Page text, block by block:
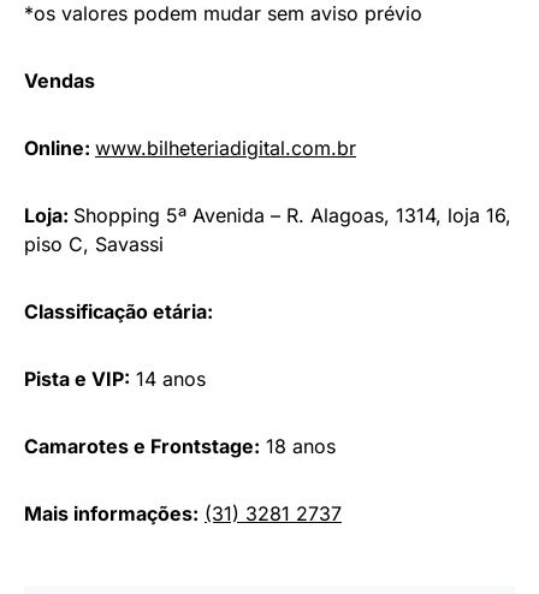
*os valores podem mudar sem aviso prévio
Vendas
Online: www.bilheteriadigital.com.br
Loja: Shopping 5ª Avenida – R. Alagoas, 1314, loja 16,
piso C, Savassi
Classificação etária:
Pista e VIP: 14 anos
Camarotes e Frontstage: 18 anos
Mais informações: (31) 3281 2737